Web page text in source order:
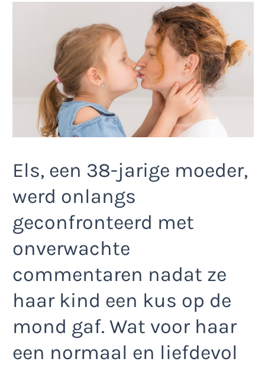
Els, een 38-jarige moeder,
werd onlangs
geconfronteerd met
onverwachte
commentaren nadat ze
haar kind een kus op de
mond gaf. Wat voor haar
een normaal en liefdevol